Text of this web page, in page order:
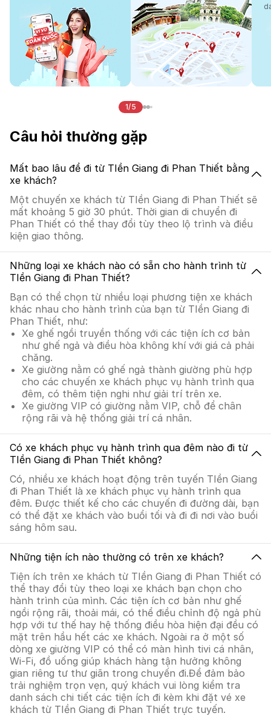
1/5
Câu hỏi thường gặp
Mất bao lâu để đi từ TIền Giang đi Phan Thiết bằng
xe khách?
Một chuyến xe khách từ TIền Giang đi Phan Thiết sẽ
mất khoảng 5 giờ 30 phút. Thời gian di chuyển đi
Phan Thiết có thể thay đổi tùy theo lộ trình và điều
kiện giao thông.
Những loại xe khách nào có sẵn cho hành trình từ
TIền Giang đi Phan Thiết?
Bạn có thể chọn từ nhiều loại phương tiện xe khách
khác nhau cho hành trình của bạn từ TIền Giang đi
Phan Thiết, như:
Xe ghế ngồi truyền thống với các tiện ích cơ bản
như ghế ngả và điều hòa không khí với giá cả phải
chăng.
Xe giường nằm có ghế ngả thành giường phù hợp
cho các chuyến xe khách phục vụ hành trình qua
đêm, có thêm tiện nghi như giải trí trên xe.
Xe giường VIP có giường nằm VIP, chỗ để chân
rộng rãi và hệ thống giải trí cá nhân.
Có xe khách phục vụ hành trình qua đêm nào đi từ
TIền Giang đi Phan Thiết không?
Có, nhiều xe khách hoạt động trên tuyến TIền Giang
đi Phan Thiết là xe khách phục vụ hành trình qua
đêm. Được thiết kế cho các chuyến đi đường dài, bạn
có thể đặt xe khách vào buổi tối và đi đi nơi vào buổi
sáng hôm sau.
Những tiện ích nào thường có trên xe khách?
Tiện ích trên xe khách từ TIền Giang đi Phan Thiết có
thể thay đổi tùy theo loại xe khách bạn chọn cho
hành trình của mình. Các tiện ích cơ bản như ghế
ngồi rộng rãi, thoải mái, có thể điều chỉnh độ ngả phù
hợp với tư thế hay hệ thống điều hòa hiện đại đều có
mặt trên hầu hết các xe khách. Ngoài ra ở một số
dòng xe giường VIP có thể có màn hình tivi cá nhân,
Wi-Fi, đồ uống giúp khách hàng tận hưởng không
gian riêng tư thư giãn trong chuyến đi.Để đảm bảo
trải nghiệm trọn vẹn, quý khách vui lòng kiểm tra
danh sách chi tiết các tiện ích đi kèm khi đặt vé xe
khách từ TIền Giang đi Phan Thiết trực tuyến.